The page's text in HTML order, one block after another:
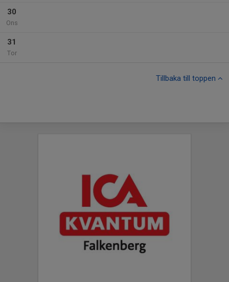
30
Ons
31
Tor
Tillbaka till toppen